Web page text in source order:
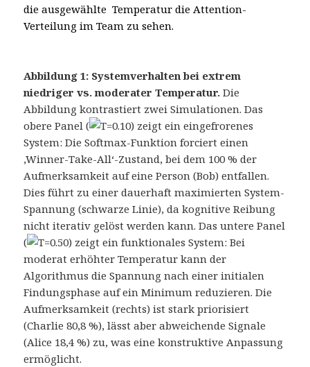
die ausgewählte Temperatur die Attention-
Verteilung im Team zu sehen.
Abbildung 1: Systemverhalten bei extrem
niedriger vs. moderater Temperatur. Die
Abbildung kontrastiert zwei Simulationen. Das
obere Panel (
) zeigt ein eingefrorenes
System: Die Softmax-Funktion forciert einen
‚Winner-Take-All‘-Zustand, bei dem 100 % der
Aufmerksamkeit auf eine Person (Bob) entfallen.
Dies führt zu einer dauerhaft maximierten System-
Spannung (schwarze Linie), da kognitive Reibung
nicht iterativ gelöst werden kann. Das untere Panel
(
) zeigt ein funktionales System: Bei
moderat erhöhter Temperatur kann der
Algorithmus die Spannung nach einer initialen
Findungsphase auf ein Minimum reduzieren. Die
Aufmerksamkeit (rechts) ist stark priorisiert
(Charlie 80,8 %), lässt aber abweichende Signale
(Alice 18,4 %) zu, was eine konstruktive Anpassung
ermöglicht.